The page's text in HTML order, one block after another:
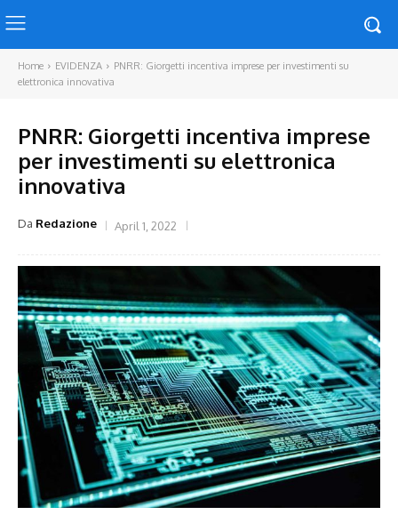
Home EVIDENZA
PNRR: Giorgetti incentiva imprese per investimenti su
elettronica innovativa
PNRR: Giorgetti incentiva imprese
per investimenti su elettronica
innovativa
Da Redazione April 1, 2022